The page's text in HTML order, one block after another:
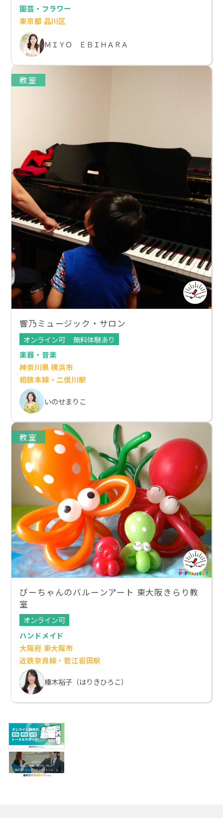
園芸・フラワー
東京都 品川区
ＭＩＹＯ ＥＢＩＨＡＲＡ
教室
響乃ミュージック・サロン
オンライン可
無料体験あり
楽器・音楽
神奈川県 横浜市
相鉄本線・二俣川駅
いのせまりこ
教室
ぴーちゃんのバルーンアート 東大阪きらり教
室
オンライン可
ハンドメイド
大阪府 東大阪市
近鉄奈良線・若江岩田駅
榛木裕子（はりきひろこ）